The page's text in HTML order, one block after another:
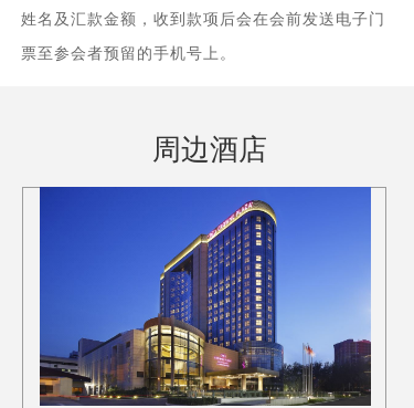
姓名及汇款金额，收到款项后会在会前发送电子门
票至参会者预留的手机号上。
周边酒店